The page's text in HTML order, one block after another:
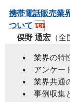
携帯電話販売業
ついて
俣野 通宏 （
業界の特
アンケー
業界共通
事例収集